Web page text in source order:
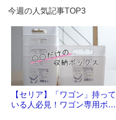
今週の人気記事TOP3
【セリア】「ワゴン」持って
いる人必見！ワゴン専用ボッ